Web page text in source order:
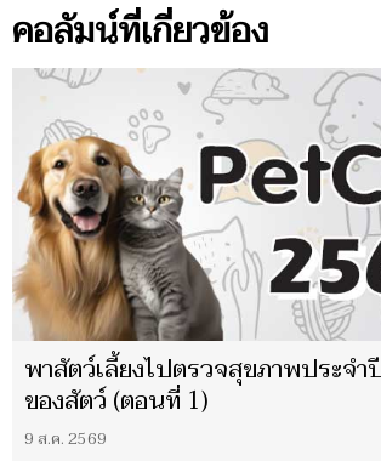
คอลัมน์ที่เกี่ยวข้อง
พาสัตว์เลี้ยงไปตรวจสุขภาพประจ
ของสัตว์ (ตอนที่ 1)
9 ส.ค. 2569